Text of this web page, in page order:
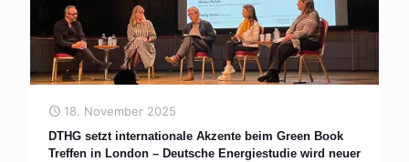
18. November 2025
DTHG setzt internationale Akzente beim Green Book
Treffen in London – Deutsche Energiestudie wird neuer